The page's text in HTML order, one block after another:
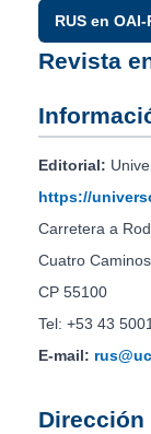
RUS en OAI-
Revista
Editorial:
https://
Carretera a
Cuatro
CP 55100
Tel: +53 43
E-mail: